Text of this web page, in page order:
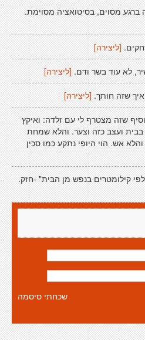
ברגע מסוים, בסיטואציה מסוימת.
[ליצירה]
לא עוד בשר ודם.[ליצירה]
שזה חותך. [ליצירה]
שזה מצטרף לי עם זלדה: ואיקץ
בבית ועצב כזה וצער. והלא שמחת
אש. הוי היופי נתקע כמו סכין
קילומטרים בנפש מן הבית" -חזק.
שכחתי סיסמה